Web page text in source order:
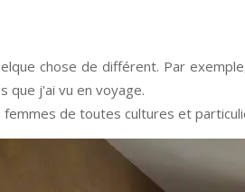
chose de différent. Par
j'ai vu en voyage.
de toutes cultures et